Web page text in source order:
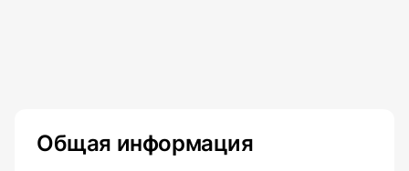
Общая информация